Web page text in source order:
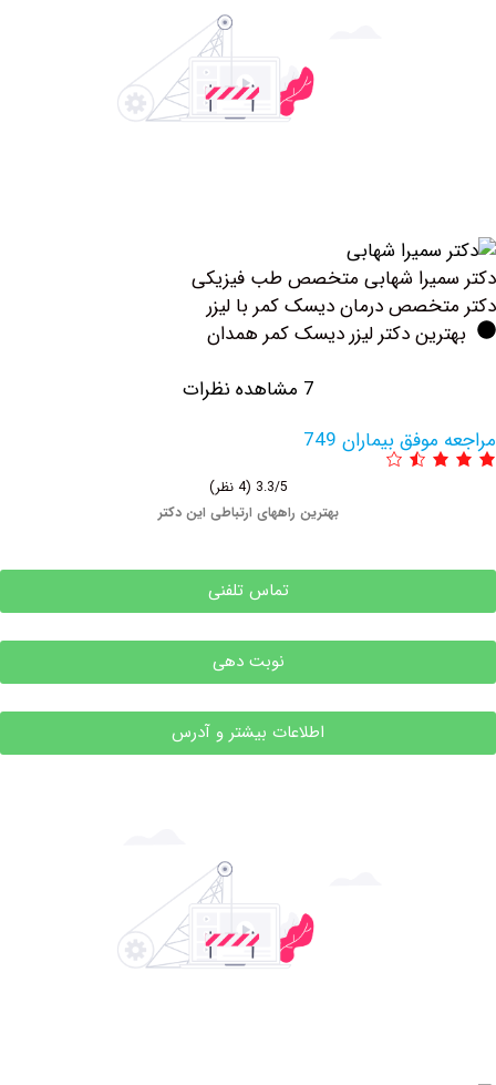
شهابی متخصص طب فیزیکی
درمان دیسک کمر با لیزر
دکتر لیزر دیسک کمر همدان
بیماران 749
بهترین راههای ارتباطی این دکتر
تماس تلفنی
نوبت دهی
اطلاعات بیشتر و آدرس